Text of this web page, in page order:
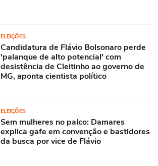
ELEIÇÕES
Candidatura de Flávio Bolsonaro perde
'palanque de alto potencial' com
desistência de Cleitinho ao governo de
MG, aponta cientista político
ELEIÇÕES
Sem mulheres no palco: Damares
explica gafe em convenção e bastidores
da busca por vice de Flávio